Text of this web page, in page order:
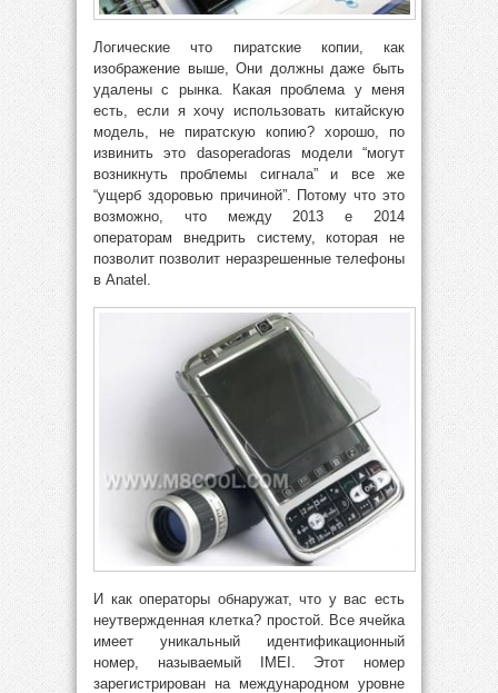
Логические что пиратские копии, как
изображение выше, Они должны даже быть
удалены с рынка. Какая проблема у меня
есть, если я хочу использовать китайскую
модель, не пиратскую копию? хорошо, по
извинить это dasoperadoras модели “могут
возникнуть проблемы сигнала” и все же
“ущерб здоровью причиной”. Потому что это
возможно, что между 2013 е 2014
операторам внедрить систему, которая не
позволит позволит неразрешенные телефоны
в Anatel.
И как операторы обнаружат, что у вас есть
неутвержденная клетка? простой. Все ячейка
имеет уникальный идентификационный
номер, называемый IMEI. Этот номер
зарегистрирован на международном уровне